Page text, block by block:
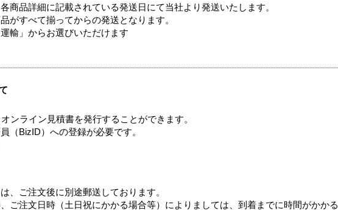
商品詳細に記載されている発送日にて当社より発送いたします。
がすべて揃ってからの発送となります。
輸」からお選びいただけます
ンライン見積書を発行することができます。
（BizID）への登録が必要です。
、ご注文後に別途郵送しております。
ご注文日時（土日祝にかかる場合等）によりましては、到着までに時間がかかる